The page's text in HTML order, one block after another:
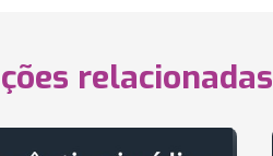
relacionadas